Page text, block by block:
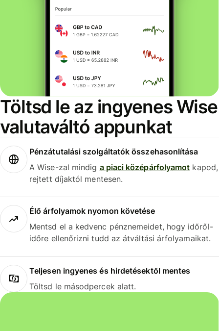
Töltsd le az ingyenes Wise
valutaváltó appunkat
Pénzátutalási szolgáltatók összehasonlítása
A Wise-zal mindig a piaci középárfolyamot kapod,
rejtett díjaktól mentesen.
Élő árfolyamok nyomon követése
Mentsd el a kedvenc pénznemeidet, hogy időről-
időre ellenőrizni tudd az átváltási árfolyamaikat.
Teljesen ingyenes és hirdetésektől mentes
Töltsd le másodpercek alatt.